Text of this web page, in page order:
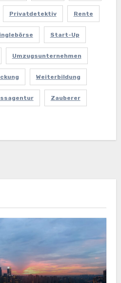
Privatdetektiv Rente
Start-Up
Umzugsunternehmen
Weiterbildung
Zauberer